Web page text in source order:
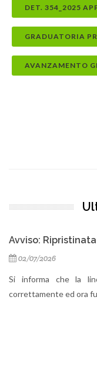
DET. 354_2025
GRADUATORIA
AVANZAMENTO
Avviso:
02/07/2026
Si informa che la
correttamente ed ora